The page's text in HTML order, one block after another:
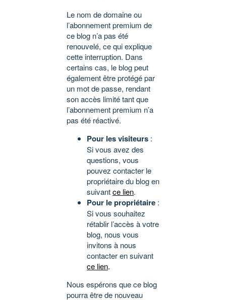
Le nom de domaine ou
l’abonnement premium de
ce blog n’a pas été
renouvelé, ce qui explique
cette interruption. Dans
certains cas, le blog peut
également être protégé par
un mot de passe, rendant
son accès limité tant que
l’abonnement premium n’a
pas été réactivé.
Pour les visiteurs :
Si vous avez des
questions, vous
pouvez contacter le
propriétaire du blog en
suivantce lien.
Pour le propriétaire :
Si vous souhaitez
rétablir l’accès à votre
blog, nous vous
invitons à nous
contacter en suivant
ce lien.
Nous espérons que ce blog
pourra être de nouveau